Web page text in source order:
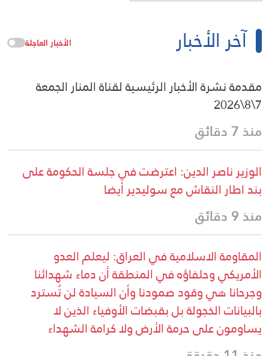
آخر الأخبار الأخبار العاجلة
مقدمة نشرة الأخبار الرئيسية لقناة المنار الجمعة
7\8\2026
منذ 7 دقائق
الوزير ناصر الدين: اعترضت في جلسة الحكومة على
بند اطار النقاش مع سوليدير أيضا
منذ 9 دقائق
المقاومة الاسلامية في العراق: ليعلم العدو
الأمريكي وحلفاؤه في المنطقة أن دماء شهدائنا
وجرحانا هي وقود صمودنا وأن السيادة لن تُسترد
بالبيانات الخجولة بل بقبضات الأوفياء الذين لا
يساومون على حرمة الأرض ولا كرامة الشهداء